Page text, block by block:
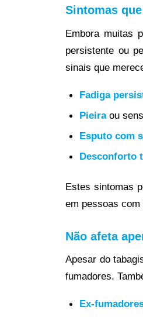
Sintomas
Embora muitas
persistente ou
sinais que
Fadiga
Pieiraou
Esputo com
Desconforto
Estes sintomas
em pessoas
Não afeta
Apesar do
fumadores.
Ex-